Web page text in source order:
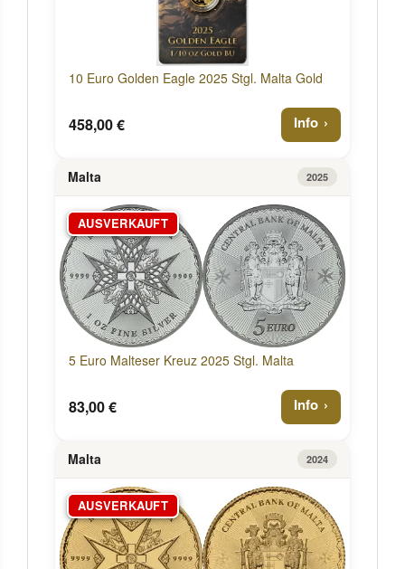
10 Euro Golden Eagle 2025 Stgl. Malta Gold
458,00 € Info
Malta 2025
AUSVERKAUFT
5 Euro Malteser Kreuz 2025 Stgl. Malta
83,00 € Info
Malta 2024
AUSVERKAUFT